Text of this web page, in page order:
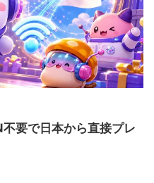
要で日本から直接プレ